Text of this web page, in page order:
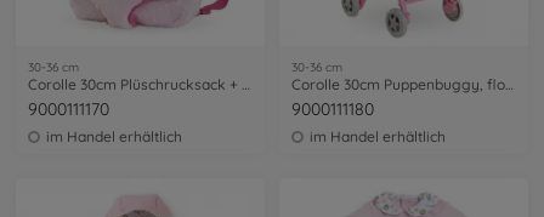
30-36 cm
Corolle 30cm Plüschrucksack + Trage
9000111170
im Handel erhältlich
30-36 cm
Corolle 30cm Puppenbuggy, floral
9000111180
im Handel erhältlich